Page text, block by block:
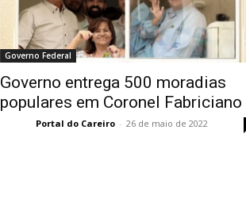
Governo Federal
Governo entrega 500 moradias
populares em Coronel Fabriciano
Portal do Careiro - 26 de maio de 2022